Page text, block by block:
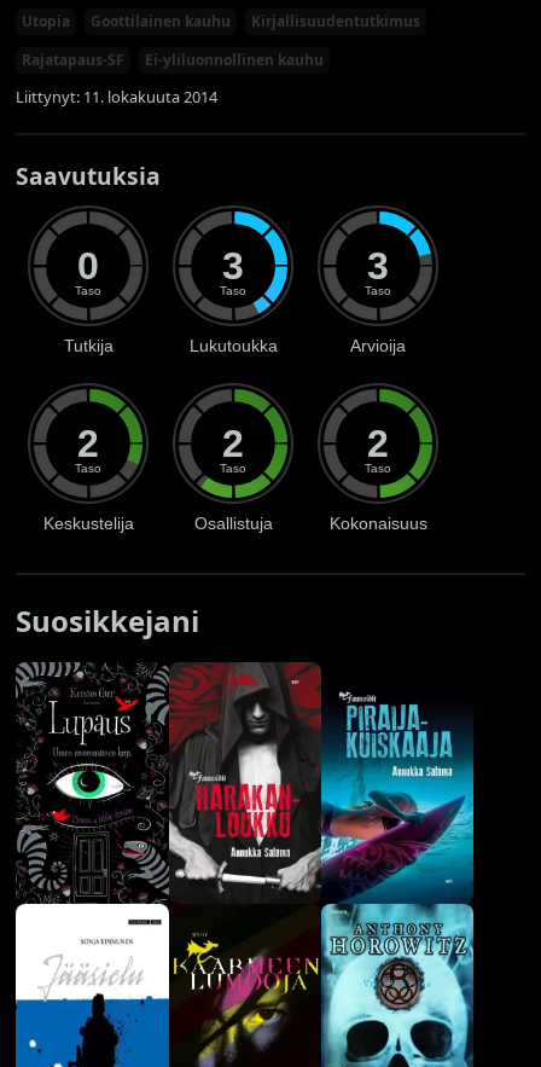
Utopia
Goottilainen kauhu
Kirjallisuudentutkimus
Rajatapaus-SF
Ei-yliluonnollinen kauhu
Liittynyt: 11. lokakuuta 2014
Saavutuksia
0
Taso
Tutkija
3
Taso
Lukutoukka
3
Taso
Arvioija
2
Taso
Keskustelija
2
Taso
Osallistuja
2
Taso
Kokonaisuus
Suosikkejani